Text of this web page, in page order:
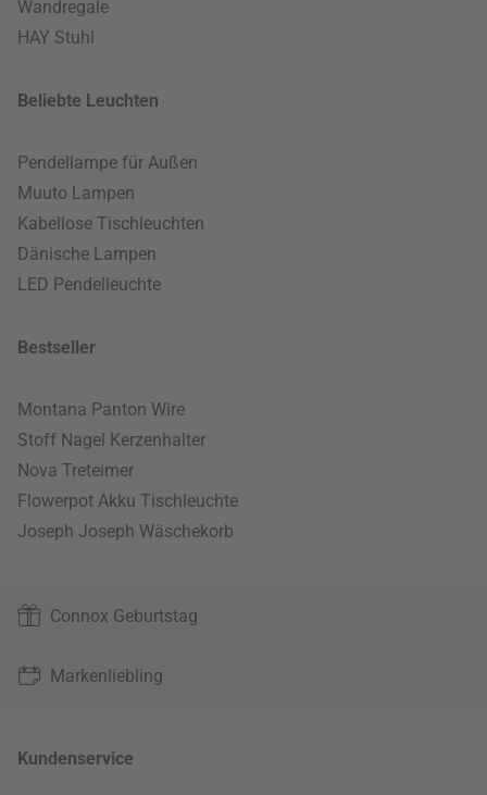
Wandregale
HAY Stuhl
Beliebte Leuchten
Pendellampe für Außen
Muuto Lampen
Kabellose Tischleuchten
Dänische Lampen
LED Pendelleuchte
Bestseller
Montana Panton Wire
Stoff Nagel Kerzenhalter
Nova Treteimer
Flowerpot Akku Tischleuchte
Joseph Joseph Wäschekorb
Connox Geburtstag
Markenliebling
Kundenservice